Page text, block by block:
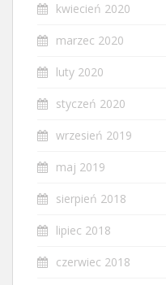
kwiecień 2020
marzec 2020
luty 2020
styczeń 2020
wrzesień 2019
maj 2019
sierpień 2018
lipiec 2018
czerwiec 2018